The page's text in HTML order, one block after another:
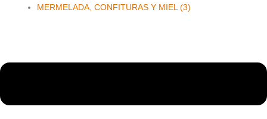
MERMELADA, CONFITURAS Y MIEL (3)